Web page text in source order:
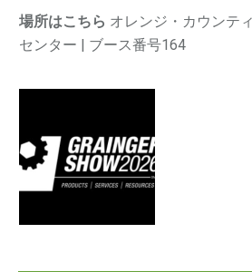
場所はこちら オレンジ・カウンテ
センター | ブース番号164